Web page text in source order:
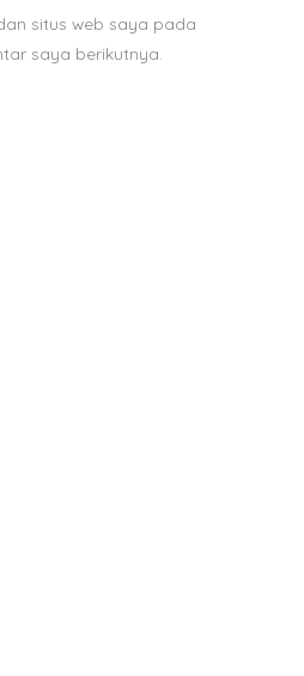
situs web saya pada
saya berikutnya.